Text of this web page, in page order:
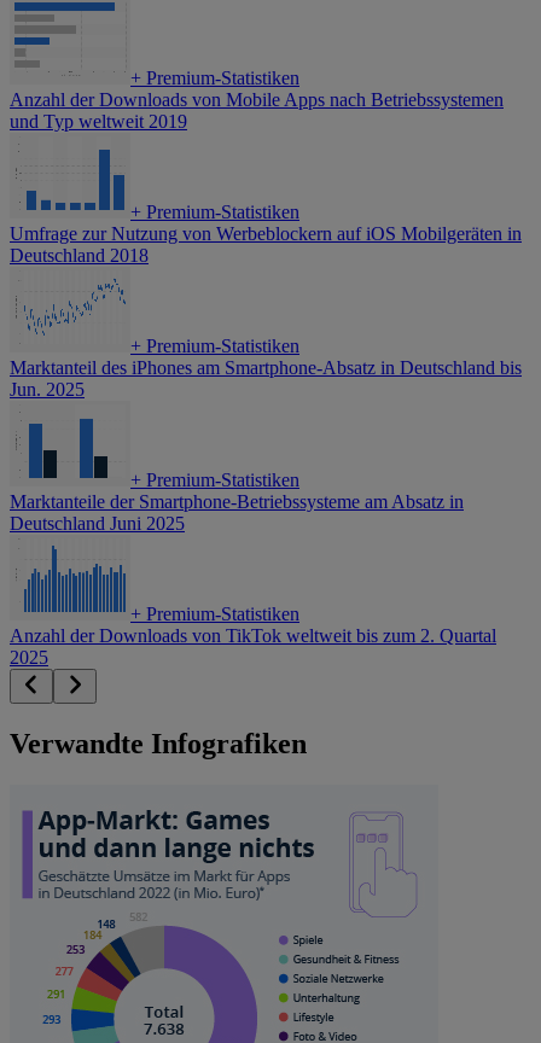
+ Premium-Statistiken
Anzahl der Downloads von Mobile Apps nach Betriebssystemen
und Typ weltweit 2019
+ Premium-Statistiken
Umfrage zur Nutzung von Werbeblockern auf iOS Mobilgeräten in
Deutschland 2018
+ Premium-Statistiken
Marktanteil des iPhones am Smartphone-Absatz in Deutschland bis
Jun. 2025
+ Premium-Statistiken
Marktanteile der Smartphone-Betriebssysteme am Absatz in
Deutschland Juni 2025
+ Premium-Statistiken
Anzahl der Downloads von TikTok weltweit bis zum 2. Quartal
2025
Verwandte Infografiken